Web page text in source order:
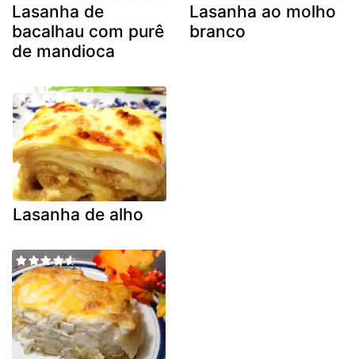
Lasanha de
bacalhau com purê
de mandioca
Lasanha ao molho
branco
Lasanha de alho